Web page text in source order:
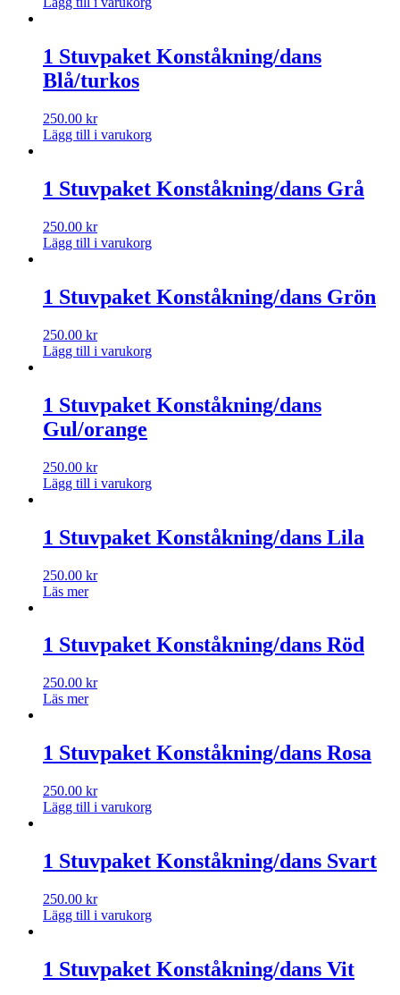
1 Stuvpaket Konståkning/dans
Blå/turkos
250.00 kr
Lägg till i varukorg
1 Stuvpaket Konståkning/dans Grå
250.00 kr
Lägg till i varukorg
1 Stuvpaket Konståkning/dans Grön
250.00 kr
Lägg till i varukorg
1 Stuvpaket Konståkning/dans
Gul/orange
250.00 kr
Lägg till i varukorg
1 Stuvpaket Konståkning/dans Lila
250.00 kr
Läs mer
1 Stuvpaket Konståkning/dans Röd
250.00 kr
Läs mer
1 Stuvpaket Konståkning/dans Rosa
250.00 kr
Lägg till i varukorg
1 Stuvpaket Konståkning/dans Svart
250.00 kr
Lägg till i varukorg
1 Stuvpaket Konståkning/dans Vit